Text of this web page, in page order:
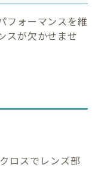
フォーマンスを維
スが欠かせませ
ロスでレンズ部